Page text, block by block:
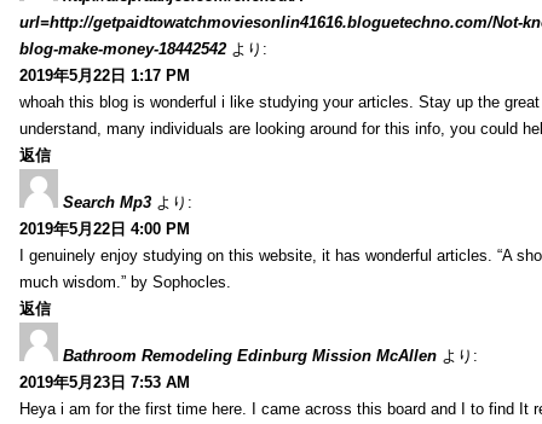
url=http://getpaidtowatchmoviesonlin41616.bloguetechno.com/Not-
blog-make-money-18442542 より:
2019年5月22日 1:17 PM
whoah this blog is wonderful i like studying your articles. Stay up the
understand, many individuals are looking around for this info, you could
返信
Search Mp3 より:
2019年5月22日 4:00 PM
I genuinely enjoy studying on this website, it has wonderful articles. “A
much wisdom.” by Sophocles.
返信
Bathroom Remodeling Edinburg Mission McAllen より:
2019年5月23日 7:53 AM
Heya i am for the first time here. I came across this board and I to find It